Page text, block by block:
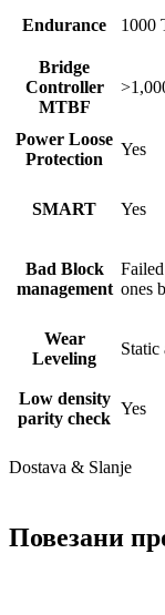
Endurance 1000
Bridge
Controller
MTBF
Power Loose
Protection
Yes
SMART Yes
Bad Block
management ones
Wear
Leveling
Low density
parity check
Yes
Dostava & Slanje
Повезани